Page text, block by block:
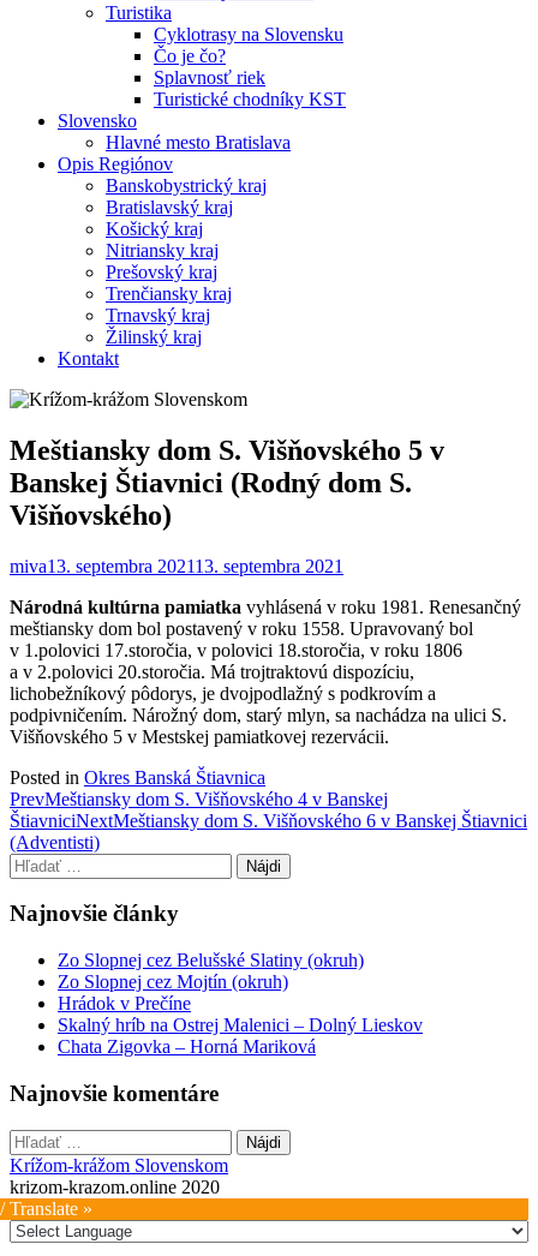
Turistika
Cyklotrasy na Slovensku
Čo je čo?
Splavnosť riek
Turistické chodníky KST
Slovensko
Hlavné mesto Bratislava
Opis Regiónov
Banskobystrický kraj
Bratislavský kraj
Košický kraj
Nitriansky kraj
Prešovský kraj
Trenčiansky kraj
Trnavský kraj
Žilinský kraj
Kontakt
Meštiansky dom S. Višňovského 5 v
Banskej Štiavnici (Rodný dom S.
Višňovského)
miva13. septembra 202113. septembra 2021
Národná kultúrna pamiatka vyhlásená v roku 1981. Renesančný
meštiansky dom bol postavený v roku 1558. Upravovaný bol
v 1.polovici 17.storočia, v polovici 18.storočia, v roku 1806
a v 2.polovici 20.storočia. Má trojtraktovú dispozíciu,
lichobežníkový pôdorys, je dvojpodlažný s podkrovím a
podpivničením. Nárožný dom, starý mlyn, sa nachádza na ulici S.
Višňovského 5 v Mestskej pamiatkovej rezervácii.
Posted in Okres Banská Štiavnica
Post
navigation
PrevMeštiansky dom S. Višňovského 4 v Banskej
ŠtiavniciNextMeštiansky dom S. Višňovského 6 v Banskej Štiavnici
(Adventisti)
Hľadať:
Najnovšie články
Zo Slopnej cez Belušské Slatiny (okruh)
Zo Slopnej cez Mojtín (okruh)
Hrádok v Prečíne
Skalný hríb na Ostrej Malenici – Dolný Lieskov
Chata Zigovka – Horná Mariková
Najnovšie komentáre
Hľadať:
Krížom-krážom Slovenskom
krizom-krazom.online 2020
Translate »